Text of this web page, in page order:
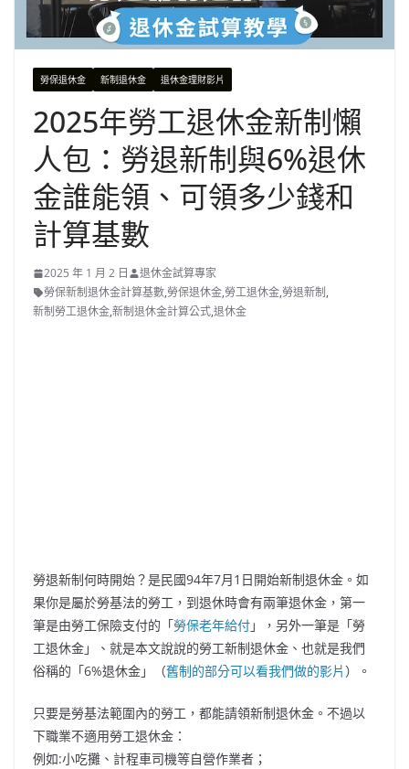
勞保退休金 新制退休金 退休金理財影片
2025年勞工退休金新制懶
人包：勞退新制與6%退休
金誰能領、可領多少錢和
計算基數
2025 年 1 月 2 日
退休金試算專家
勞保新制退休金計算基數,勞保退休金,勞工退休金,勞退新制,
新制勞工退休金,新制退休金計算公式,退休金
勞退新制何時開始？是民國94年7月1日開始新制退休金。如
果你是屬於勞基法的勞工，到退休時會有兩筆退休金，第一
筆是由勞工保險支付的「勞保老年給付」，另外一筆是「勞
工退休金」、就是本文說說的勞工新制退休金、也就是我們
俗稱的「6%退休金」（舊制的部分可以看我們做的影片 ）。
只要是勞基法範圍內的勞工，都能請領新制退休金。不過以
下職業不適用勞工退休金：
例如:小吃攤、計程車司機等自營作業者；